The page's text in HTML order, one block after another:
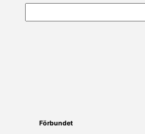
Förbundet